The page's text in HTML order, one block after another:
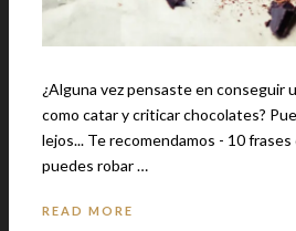
¿Alguna vez pensaste en conseguir
como catar y criticar chocolates?
lejos... Te recomendamos - 10 frases de películas que te
puedes robar …
READ MORE